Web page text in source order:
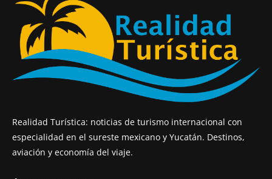
Realidad Turística: noticias de turismo internacional con
especialidad en el sureste mexicano y Yucatán. Destinos,
aviación y economía del viaje.